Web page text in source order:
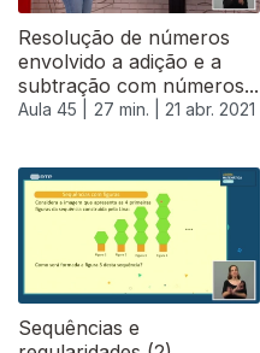
Resolução de números
envolvido a adição e a
subtração com números...
Aula 45 | 27 min. | 21 abr. 2021
Sequências e
540623